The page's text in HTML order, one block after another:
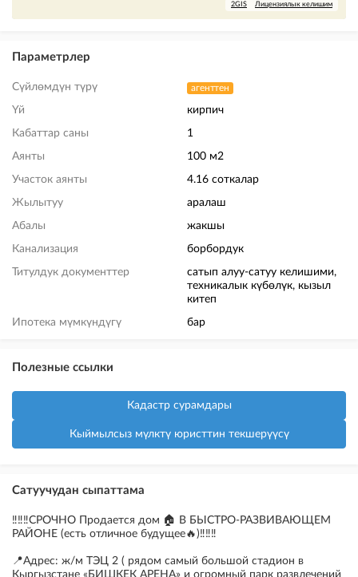
2GIS Лицензиялык келишим
Параметрлер
Сүйлөмдүн түрү агенттен
Үй кирпич
Кабаттар саны 1
Аянты 100 м2
Участок аянты 4.16 соткалар
Жылытуу аралаш
Абалы жакшы
Канализация борбордук
Титулдук документтер
сатып алуу-сатуу келишими,
техникалык күбөлүк, кызыл
китеп
Ипотека мүмкүндүгү бар
Полезные ссылки
Кадастр сурамдары
Кыймылсыз мүлктү юристтин текшерүүсү
Сатуучудан сыпаттама
‼️‼️‼️СРОЧНО Продается дом 🏠 В БЫСТРО-РАЗВИВАЮЩЕМ
РАЙОНЕ (есть отличное будущее🔥)‼️‼️‼️
📍Адрес: ж/м ТЭЦ 2 ( рядом самый большой стадион в
Кыргызстане «БИШКЕК АРЕНА» и огромный парк развлечений